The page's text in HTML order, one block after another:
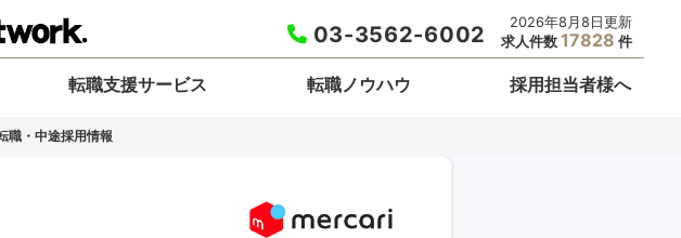
2026年8月8日更新
求人件数 17828 件
03-3562-6002
転職支援サービス 転職ノウハウ 採用担当者様へ
職・中途採用情報